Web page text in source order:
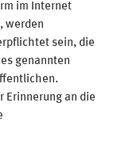
im Internet
werden
sein, die
genannten
Erinnerung an die